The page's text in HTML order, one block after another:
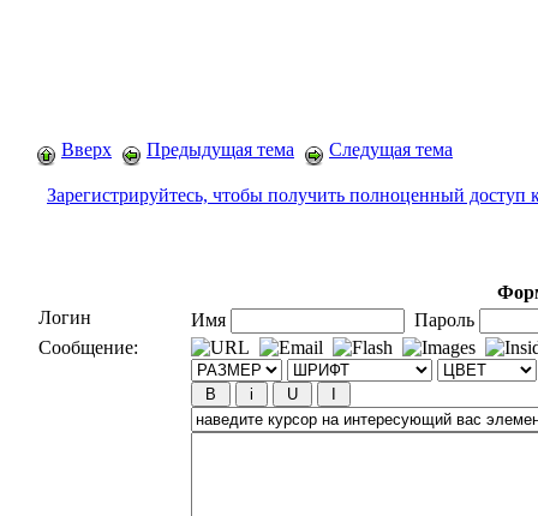
Вверх Предыдущая тема Следущая тема
Зарегистрируйтесь, чтобы получить полноценный доступ
Логин
Имя
Пароль
Сообщение: